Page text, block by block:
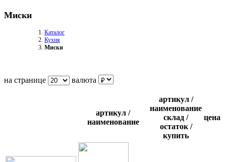
Миски
Каталог
Кухня
Миски
на странице валюта
артикул /
наименование
артикул /
наименование
склад /
остаток /
купить
цена